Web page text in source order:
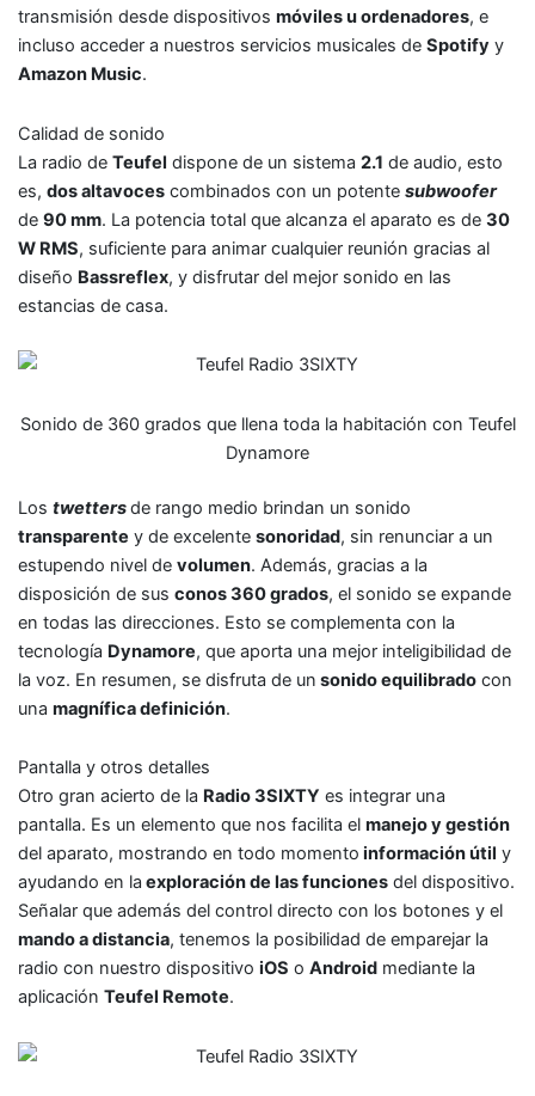
transmisión desde dispositivos móviles u ordenadores, e
incluso acceder a nuestros servicios musicales de Spotify y
Amazon Music.
Calidad de sonido
La radio de Teufel dispone de un sistema 2.1 de audio, esto
es, dos altavoces combinados con un potente subwoofer
de 90 mm. La potencia total que alcanza el aparato es de 30
W RMS, suficiente para animar cualquier reunión gracias al
diseño Bassreflex, y disfrutar del mejor sonido en las
estancias de casa.
Sonido de 360 grados que llena toda la habitación con Teufel
Dynamore
Los twettersde rango medio brindan un sonido
transparente y de excelente sonoridad, sin renunciar a un
estupendo nivel de volumen. Además, gracias a la
disposición de sus conos 360 grados, el sonido se expande
en todas las direcciones. Esto se complementa con la
tecnología Dynamore, que aporta una mejor inteligibilidad de
la voz. En resumen, se disfruta de un sonido equilibrado con
una magnífica definición.
Pantalla y otros detalles
Otro gran acierto de la Radio 3SIXTY es integrar una
pantalla. Es un elemento que nos facilita el manejo y gestión
del aparato, mostrando en todo momento información útil y
ayudando en la exploración de las funciones del dispositivo.
Señalar que además del control directo con los botones y el
mando a distancia, tenemos la posibilidad de emparejar la
radio con nuestro dispositivo iOS o Android mediante la
aplicación Teufel Remote.